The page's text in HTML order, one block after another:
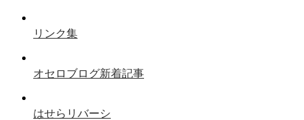
リンク集
オセロブログ新着記事
はせらリバーシ